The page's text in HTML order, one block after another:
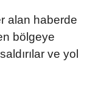
alan haberde
bölgeye
ve yol